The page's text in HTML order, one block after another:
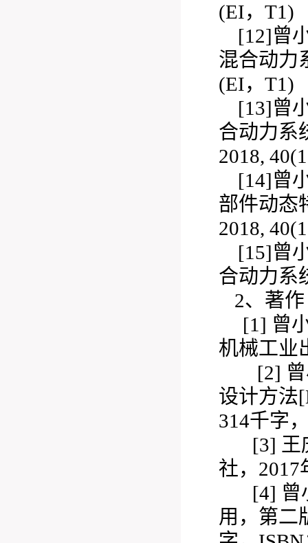
(EI，T1)
[12]曾
混合动力
(EI，T1)
[13]曾
合动力系
2018,
[14]曾
部件动态
2018,
[15]曾
合动力系
2、著
[1] 曾
机械工业
[2] 曾小
设计方法
314千字
[3] 王庆
社，2017
[4] 曾小
用，第二